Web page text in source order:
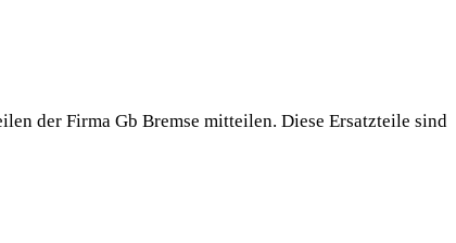
der Firma Gb Bremse mitteilen. Diese Ersatzteile sind